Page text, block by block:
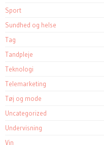
Sport
Sundhed og helse
Tag
Tandpleje
Teknologi
Telemarketing
Tøj og mode
Uncategorized
Undervisning
Vin